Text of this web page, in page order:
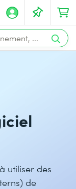
utiliser des
de